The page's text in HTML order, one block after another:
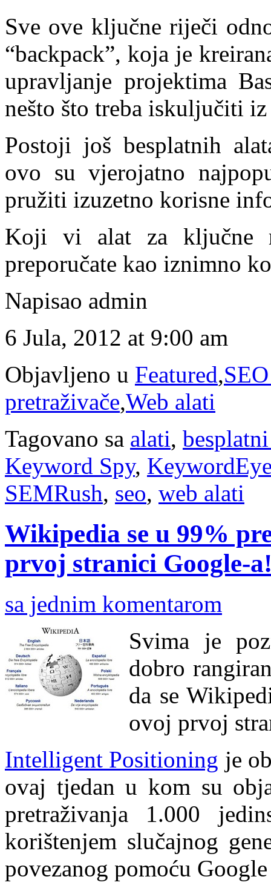
Sve ove ključne riječi
“backpack”, koja je
upravljanje projektima
nešto što treba iskuljučiti
Postoji još besplatnih
ovo su vjerojatno
pružiti izuzetno korisne
Koji vi alat za ključne
preporučate kao iznimno
Napisao admin
6 Jula, 2012 at 9:00 am
Objavljeno u Featured,
pretraživače,Web alati
Tagovano sa alati,
Keyword Spy,
SEMRush, seo, web alati
Wikipedia se u 99%
prvoj stranici Google-
sa jednim komentarom
Svima je
dobro
da se
ovoj prvoj
Intelligent Positioning je
ovaj tjedan u kom su
pretraživanja 1.000
korištenjem slučajnog
povezanog pomoću